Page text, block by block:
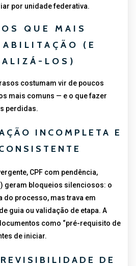
por unidade federativa.
QUE MAIS
(E
LOS)
costumam vir de poucos
mais comuns — e o que fazer
perdidas.
INCOMPLETA E
CPF com pendência,
geram bloqueios silenciosos: o
do processo, mas trava em
guia ou validação de etapa. A
como “pré-requisito de
de iniciar.
DE